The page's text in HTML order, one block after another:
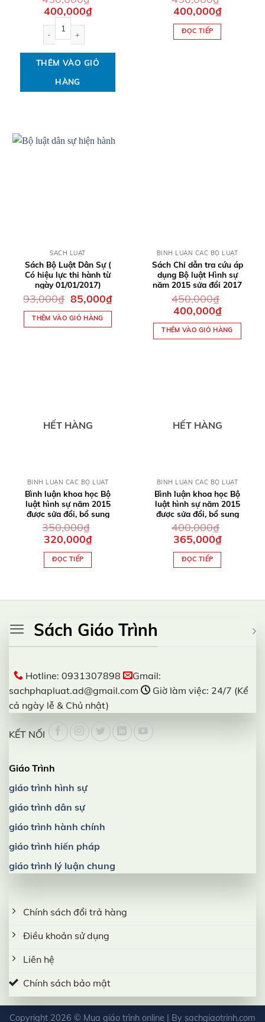
Giá
gốc
là:
450,000₫.
400,000₫Giá
hiện
Sách chỉ dẫn tra cứu áp dụng bộ luật tố tụng hình sự 2015 số
THÊM VÀO GIỎ
HÀNG
Giá
gốc
là:
450,000₫.
400,000₫Giá
hiện
tại
400,000₫.
ĐỌC TIẾP
QUICK VIEW
SÁCH LUẬT
Sách Bộ Luật Dân Sự (
Có hiệu lực thi hành từ
ngày 01/01/2017)
93,000₫ Giá
gốc
là:
93,000₫.
85,000₫Giá
hiện
tại
85,000₫.
THÊM VÀO GIỎ HÀNG
QUICK VIEW
BÌNH LUẬN CÁC BỘ LUẬT
Sách Chỉ dẫn tra cứu áp
dụng Bộ luật Hình sự
năm 2015 sửa đổi 2017
450,000₫
Giá
gốc
là:
450,000₫.
400,000₫Giá
hiện
tại
là:
400,000₫.
THÊM VÀO GIỎ HÀNG
QUICK VIEW
HẾT HÀNG
BÌNH LUẬN CÁC BỘ LUẬT
Bình luận khoa học Bộ
luật hình sự năm 2015
được sửa đổi, bổ sung
năm 2017 (Phần các tội
phạm)
350,000₫
Giá
gốc
là:
350,000₫.
320,000₫Giá
hiện
tại
320,000₫.
ĐỌC TIẾP
QUICK VIEW
HẾT HÀNG
BÌNH LUẬN CÁC BỘ LUẬT
Bình luận khoa học Bộ
luật hình sự năm 2015
được sửa đổi, bổ sung
năm 2017 (Phần các tội
phạm) Quyển 2
400,000₫
Giá
gốc
là:
400,000₫.
365,000₫Giá
hiện
tại
365,000₫.
ĐỌC TIẾP
Sách Giáo Trình
Hotline: 0931307898
Gmail:
sachphapluat.ad@gmail.com
Giờ làm việc: 24/7 (Kể
cả ngày lễ & Chủ nhật)
KẾT NỐI
Giáo Trình
giáo trình hình sự
giáo trình dân sự
giáo trình hành chính
giáo trình hiến pháp
giáo trình lý luận chung
Chính sách đổi trả hàng
Điều khoản sử dụng
Liên hệ
Chính sách bảo mật
Copyright 2026 © Mua giáo trình online | By sachgiaotrinh.com